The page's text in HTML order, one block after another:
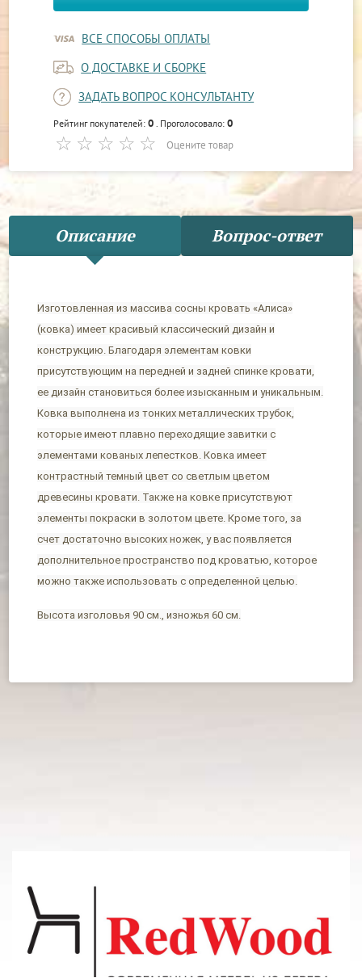
ВСЕ СПОСОБЫ ОПЛАТЫ
О ДОСТАВКЕ И СБОРКЕ
ЗАДАТЬ ВОПРОС КОНСУЛЬТАНТУ
Рейтинг покупателей:0. Проголосовало:0
Оцените товар
Описание Вопрос-ответ
Изготовленная из массива сосны кровать «Алиса»
(ковка) имеет красивый классический дизайн и
конструкцию. Благодаря элементам ковки
присутствующим на передней и задней спинке кровати,
ее дизайн становиться более изысканным и уникальным.
Ковка выполнена из тонких металлических трубок,
которые имеют плавно переходящие завитки с
элементами кованых лепестков. Ковка имеет
контрастный темный цвет со светлым цветом
древесины кровати. Также на ковке присутствуют
элементы покраски в золотом цвете. Кроме того, за
счет достаточно высоких ножек, у вас появляется
дополнительное пространство под кроватью, которое
можно также использовать с определенной целью.
Высота изголовья 90 см., изножья 60 см.